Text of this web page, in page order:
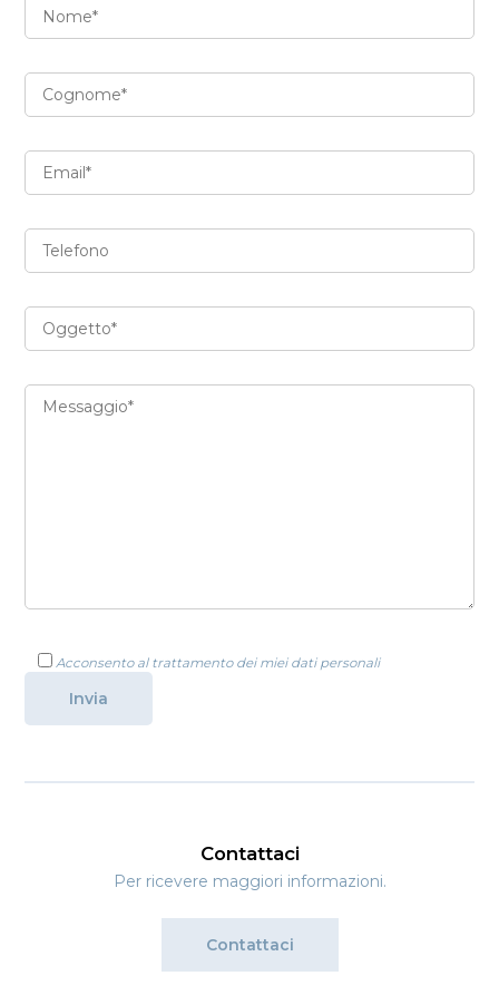
Acconsento al trattamento dei miei dati personali
Contattaci
Per ricevere maggiori informazioni.
Contattaci